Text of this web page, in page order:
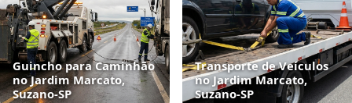
Guincho para Caminhão
no Jardim Marcato,
Suzano‑SP
Transporte de Veículos
no Jardim Marcato,
Suzano‑SP